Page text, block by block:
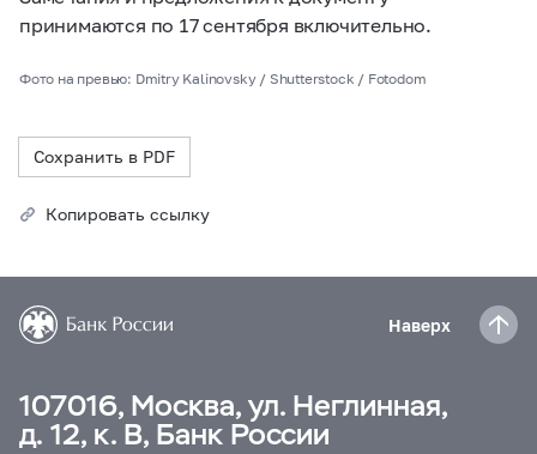
принимаются по 17 сентября включительно.
Фото на превью: Dmitry Kalinovsky / Shutterstock / Fotodom
Сохранить в PDF
Копировать ссылку
Наверх
107016, Москва, ул. Неглинная,
д. 12, к. В, Банк России